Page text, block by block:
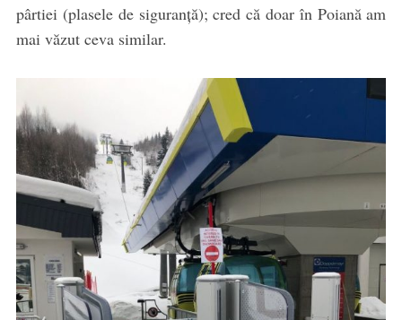
pârtiei (plasele de siguranță); cred că doar în Poiană am
mai văzut ceva similar.